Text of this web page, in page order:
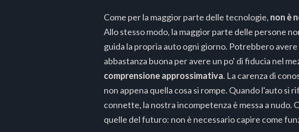
Come per la maggior parte delle tecnologie, non è
Allo stesso modo, la maggior parte delle persone
guida la propria auto ogni giorno. Potrebbero
abbastanza buona per avere un po' di fiducia nel
comprensione approssimativa. La carenza di
non appena quella cosa si rompe. Quando l'auto
connette, la nostra incompetenza è messa a nudo.
quelle del futuro: non è necessario capire come